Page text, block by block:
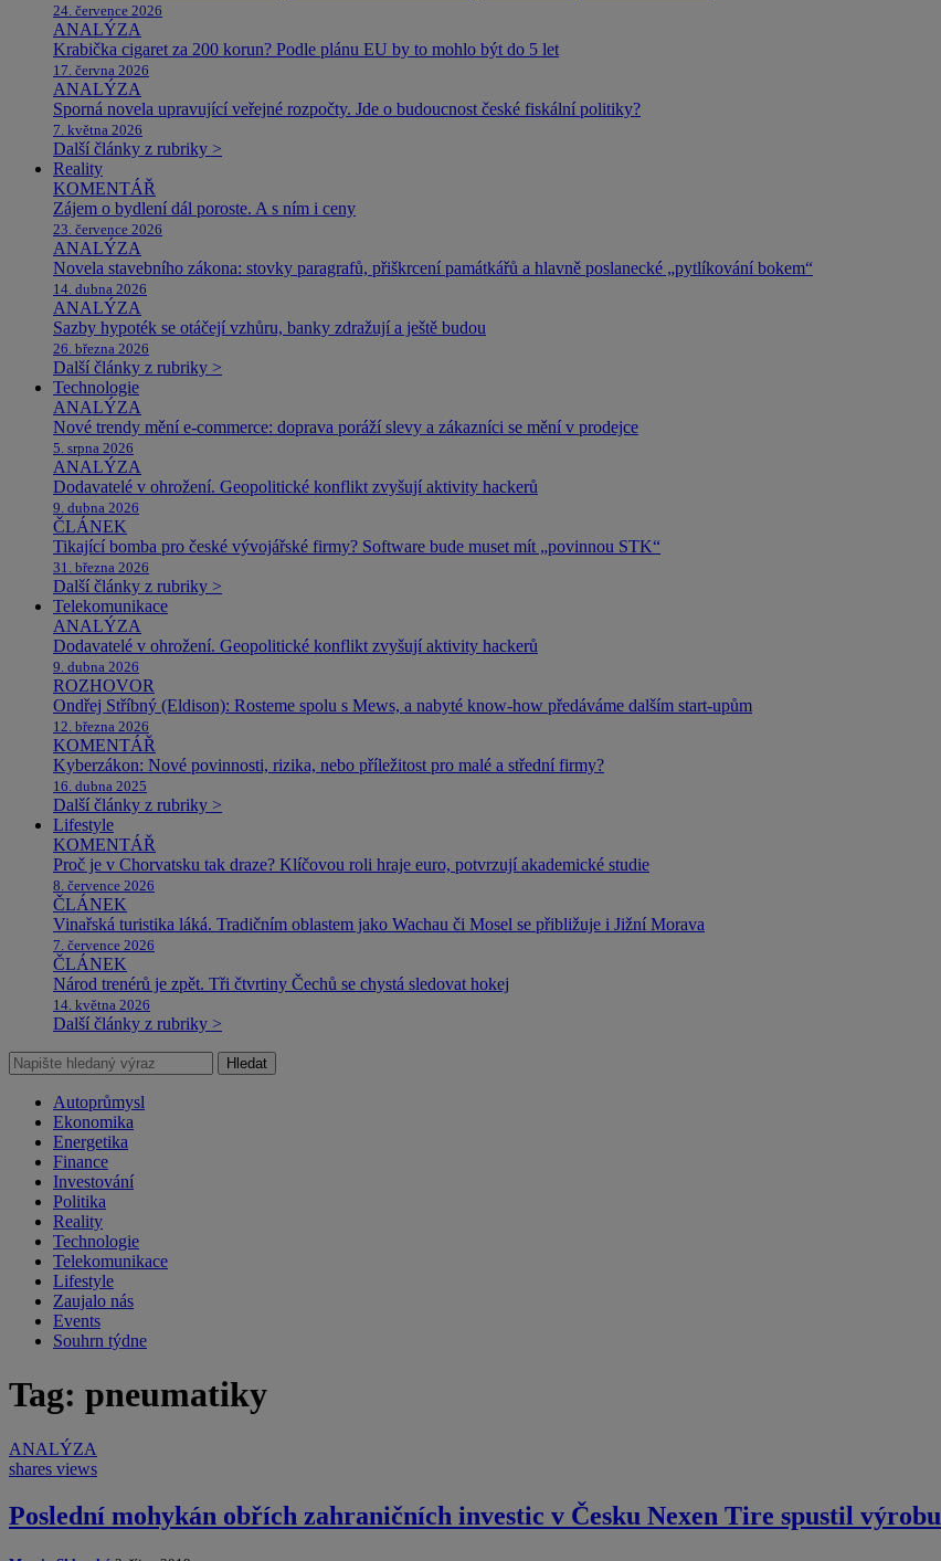
24. července 2026
ANALÝZA
Krabička cigaret za 200 korun? Podle plánu EU by to mohlo být do 5 let
17. června 2026
ANALÝZA
Sporná novela upravující veřejné rozpočty. Jde o budoucnost české fiskální politiky?
7. května 2026
Další články z rubriky >
Reality
KOMENTÁŘ
Zájem o bydlení dál poroste. A s ním i ceny
23. července 2026
ANALÝZA
Novela stavebního zákona: stovky paragrafů, přiškrcení památkářů a hlavně poslanecké „pytlíkování bokem“
14. dubna 2026
ANALÝZA
Sazby hypoték se otáčejí vzhůru, banky zdražují a ještě budou
26. března 2026
Další články z rubriky >
Technologie
ANALÝZA
Nové trendy mění e-commerce: doprava poráží slevy a zákazníci se mění v prodejce
5. srpna 2026
ANALÝZA
Dodavatelé v ohrožení. Geopolitické konflikt zvyšují aktivity hackerů
9. dubna 2026
ČLÁNEK
Tikající bomba pro české vývojářské firmy? Software bude muset mít „povinnou STK“
31. března 2026
Další články z rubriky >
Telekomunikace
ANALÝZA
Dodavatelé v ohrožení. Geopolitické konflikt zvyšují aktivity hackerů
9. dubna 2026
ROZHOVOR
Ondřej Stříbný (Eldison): Rosteme spolu s Mews, a nabyté know-how předáváme dalším start-upům
12. března 2026
KOMENTÁŘ
Kyberzákon: Nové povinnosti, rizika, nebo příležitost pro malé a střední firmy?
16. dubna 2025
Další články z rubriky >
Lifestyle
KOMENTÁŘ
Proč je v Chorvatsku tak draze? Klíčovou roli hraje euro, potvrzují akademické studie
8. července 2026
ČLÁNEK
Vinařská turistika láká. Tradičním oblastem jako Wachau či Mosel se přibližuje i Jižní Morava
7. července 2026
ČLÁNEK
Národ trenérů je zpět. Tři čtvrtiny Čechů se chystá sledovat hokej
14. května 2026
Další články z rubriky >
Hledat
Autoprůmysl
Ekonomika
Energetika
Finance
Investování
Politika
Reality
Technologie
Telekomunikace
Lifestyle
Zaujalo nás
Events
Souhrn týdne
Tag: pneumatiky
ANALÝZA
shares views
Poslední mohykán obřích zahraničních investic v Česku Nexen Tire spustil výrobu